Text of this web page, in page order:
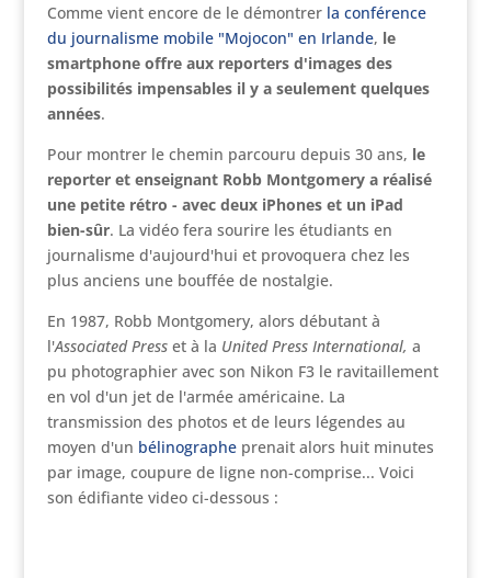
Comme vient encore de le démontrer la conférence
du journalisme mobile "Mojocon" en Irlande, le
smartphone offre aux reporters d'images des
possibilités impensables il y a seulement quelques
années.
Pour montrer le chemin parcouru depuis 30 ans, le
reporter et enseignant Robb Montgomery a réalisé
une petite rétro - avec deux iPhones et un iPad
bien-sûr. La vidéo fera sourire les étudiants en
journalisme d'aujourd'hui et provoquera chez les
plus anciens une bouffée de nostalgie.
En 1987, Robb Montgomery, alors débutant à
l'Associated Presset à la United Press International, a
pu photographier avec son Nikon F3 le ravitaillement
en vol d'un jet de l'armée américaine. La
transmission des photos et de leurs légendes au
moyen d'un bélinographeprenait alors huit minutes
par image, coupure de ligne non-comprise... Voici
son édifiante video ci-dessous :